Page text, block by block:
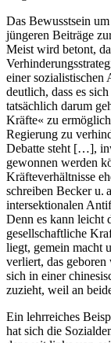
Das Bewusstsein
jüngeren Beiträge
Meist wird betont,
einer
deutlich, dass es
tatsächlich darum
Kräfte« zu
Regierung zu
Debatte steht […],
gewonnen werden
Kräfteverhältnisse
schreiben Becker u.
intersektionalen
Denn es kann leicht
gesellschaftliche
liegt, gemein macht
verliert, das
sich in einer
zuzieht, weil an
Ein lehrreiches
hat sich die